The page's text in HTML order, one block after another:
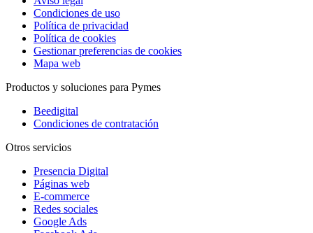
Condiciones de uso
Política de privacidad
Política de cookies
Gestionar preferencias de cookies
Mapa web
Productos y soluciones para Pymes
Beedigital
Condiciones de contratación
Otros servicios
Presencia Digital
Páginas web
E-commerce
Redes sociales
Google Ads